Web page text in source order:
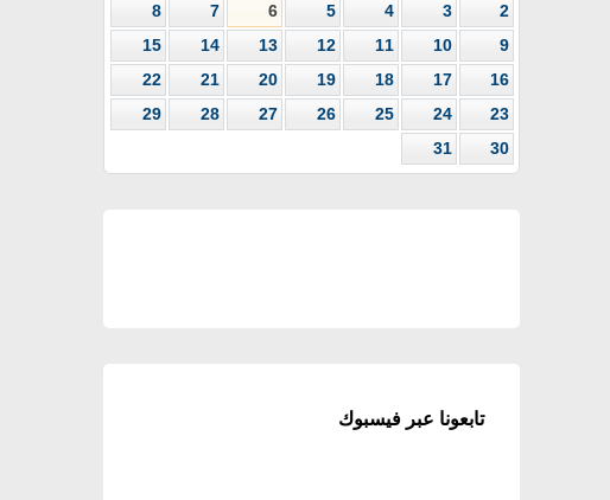
2
3
4
5
6
7
8
9
10
11
12
13
14
15
16
17
18
19
20
21
22
23
24
25
26
27
28
29
30
31
تابعونا عبر فيسبوك